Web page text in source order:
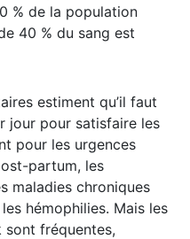
% de la population
40 % du sang est
estiment qu’il faut
jour pour satisfaire les
pour les urgences
partum, les
maladies chroniques
hémophilies. Mais les
fréquentes,